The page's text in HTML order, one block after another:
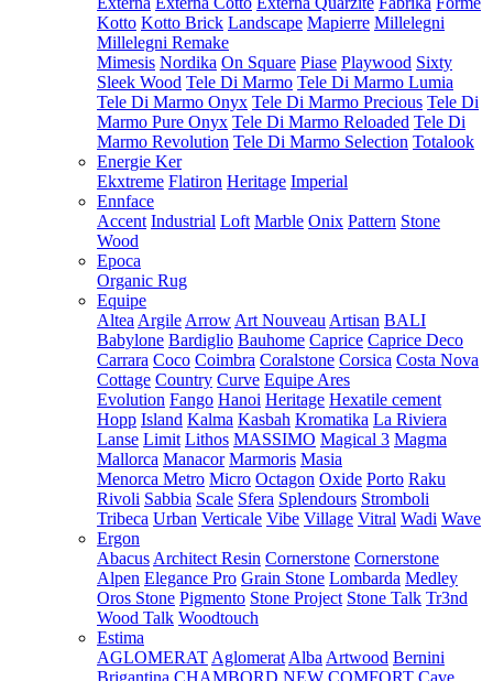
Kotto Kotto Brick Landscape Mapierre Millelegni
Millelegni Remake
Mimesis Nordika On Square Piase Playwood Sixty
Sleek Wood Tele Di Marmo Tele Di Marmo Lumia
Tele Di Marmo Onyx Tele Di Marmo Precious Tele Di
Marmo Pure Onyx Tele Di Marmo Reloaded Tele Di
Marmo Revolution Tele Di Marmo Selection Totalook
Energie Ker
Ekxtreme Flatiron Heritage Imperial
Ennface
Accent Industrial Loft Marble Onix Pattern Stone
Wood
Epoca
Organic Rug
Equipe
Altea Argile Arrow Art Nouveau Artisan BALI
Babylone Bardiglio Bauhome Caprice Caprice Deco
Carrara Coco Coimbra Coralstone Corsica Costa Nova
Cottage Country Curve Equipe Ares
Evolution Fango Hanoi Heritage Hexatile cement
Hopp Island Kalma Kasbah Kromatika La Riviera
Lanse Limit Lithos MASSIMO Magical 3 Magma
Mallorca Manacor Marmoris Masia
Menorca Metro Micro Octagon Oxide Porto Raku
Rivoli Sabbia Scale Sfera Splendours Stromboli
Tribeca Urban Verticale Vibe Village Vitral Wadi Wave
Ergon
Abacus Architect Resin Cornerstone Cornerstone
Alpen Elegance Pro Grain Stone Lombarda Medley
Oros Stone Pigmento Stone Project Stone Talk Tr3nd
Wood Talk Woodtouch
Estima
AGLOMERAT Aglomerat Alba Artwood Bernini